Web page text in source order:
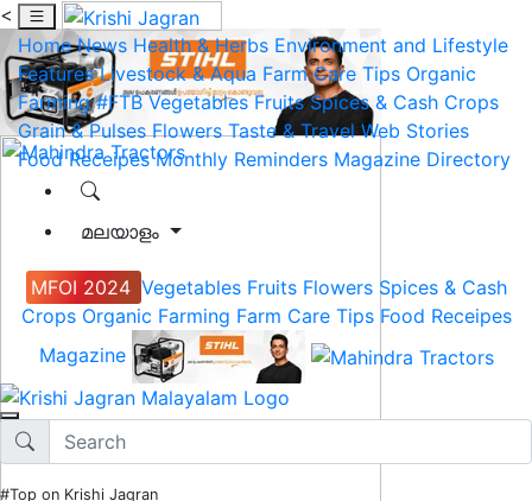
<
Home News Health & Herbs Environment and Lifestyle
Features Livestock & Aqua Farm Care Tips Organic
Farming #FTB Vegetables Fruits Spices & Cash Crops
Grain & Pulses Flowers Taste & Travel Web Stories
Food Receipes Monthly Reminders Magazine Directory
മലയാളം
MFOI 2024 Vegetables Fruits Flowers Spices & Cash
Crops Organic Farming Farm Care Tips Food Receipes
Magazine
#Top on Krishi Jagran